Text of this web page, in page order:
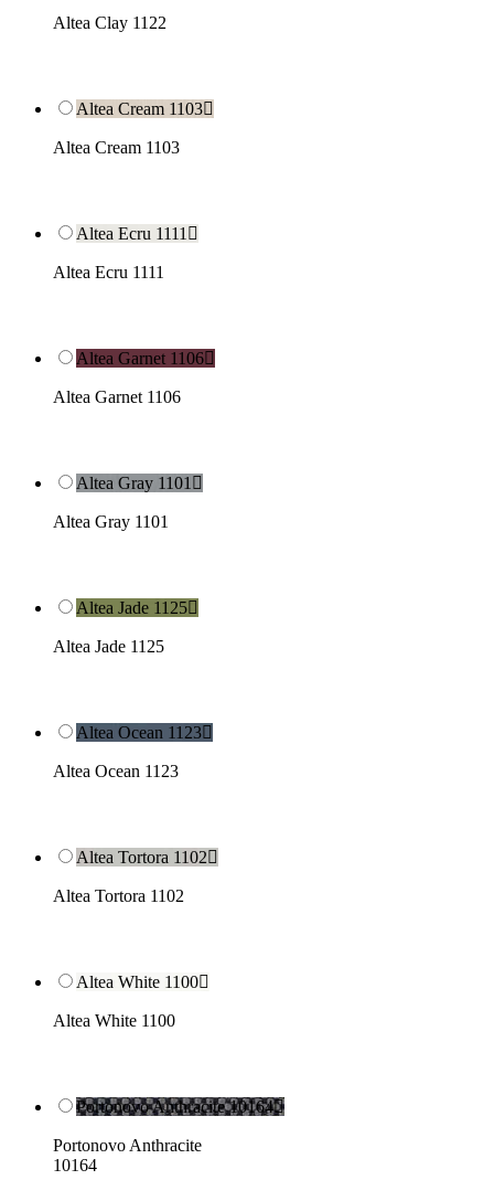
Altea Clay 1122
Altea Cream 1103
Altea Cream 1103
Altea Ecru 1111 
Altea Ecru 1111
Altea Garnet 1106
Altea Garnet 1106
Altea Gray 1101 
Altea Gray 1101
Altea Jade 1125
Altea Jade 1125
Altea Ocean 1123
Altea Ocean 1123
Altea Tortora 1102
Altea Tortora 1102
Altea White 1100
Altea White 1100
Portonovo Anthracite 10164
Portonovo Anthracite
10164